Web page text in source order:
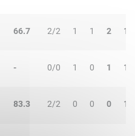
66.7 2/2 1 1 2 1
- 0/0 1 0 1 1
83.3 2/2 0 0 0 1